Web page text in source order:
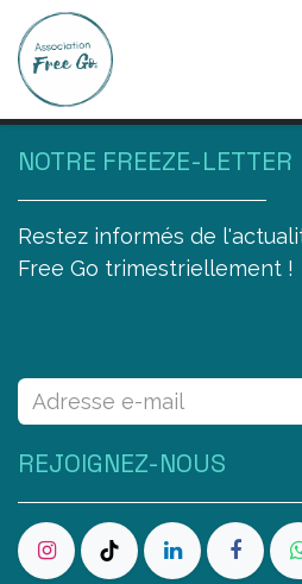
Se rendre au contenu
NOTRE FREEZE-LETTER
Restez informés de
Free Go trimestriellement !
REJOIGNEZ-NOUS